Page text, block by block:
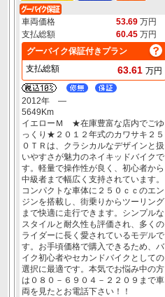
車両価格 53.69 万円
支払総額
60.45 万円
グーバイク保証付きプラン
支払総額
63.61 万円
2012年 ―
5649Km
イエローＭ ★在庫豊富な店内でごゆ
っくり★２０１２年式のカワサキ２５
０ＴＲは、クラシカルなデザインと扱
いやすさが魅力のネイキッドバイクで
す。軽量で操作性が良く、初心者から
中級者まで幅広く支持されています。
コンパクトな車体に２５０ｃｃのエン
ジンを搭載し、街乗りからツーリング
まで快適に走行できます。シンプルな
スタイルと耐久性も評価され、多くの
ライダーに長く愛されているモデルで
す。お手頃価格で購入できるため、バ
イク初心者やセカンドバイクとしての
選択に最適です。本気でお悩み中の方
は０８０－６９０４－２２０９まで車
両を見たとお電話下さい！！